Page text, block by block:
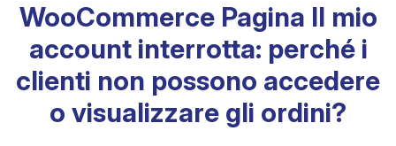
WooCommerce Pagina Il mio
account interrotta: perché i
clienti non possono accedere
o visualizzare gli ordini?